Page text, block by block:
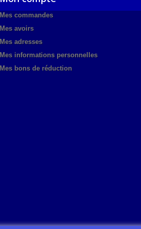
Mes commandes
Mes avoirs
Mes adresses
Mes informations personnelles
Mes bons de réduction